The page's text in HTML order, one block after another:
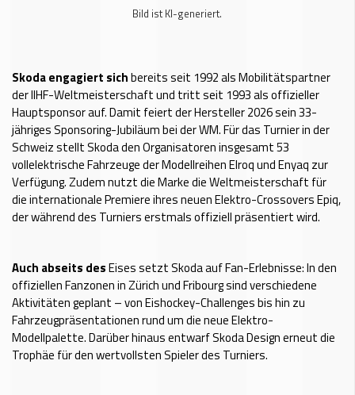
Bild ist KI-generiert.
Skoda engagiert sichbereits seit 1992 als Mobilitätspartner
der IIHF-Weltmeisterschaft und tritt seit 1993 als offizieller
Hauptsponsor auf. Damit feiert der Hersteller 2026 sein 33-
jähriges Sponsoring-Jubiläum bei der WM. Für das Turnier in der
Schweiz stellt Skoda den Organisatoren insgesamt 53
vollelektrische Fahrzeuge der Modellreihen Elroq und Enyaq zur
Verfügung. Zudem nutzt die Marke die Weltmeisterschaft für
die internationale Premiere ihres neuen Elektro-Crossovers Epiq,
der während des Turniers erstmals offiziell präsentiert wird.
Auch abseits desEises setzt Skoda auf Fan-Erlebnisse: In den
offiziellen Fanzonen in Zürich und Fribourg sind verschiedene
Aktivitäten geplant – von Eishockey-Challenges bis hin zu
Fahrzeugpräsentationen rund um die neue Elektro-
Modellpalette. Darüber hinaus entwarf Skoda Design erneut die
Trophäe für den wertvollsten Spieler des Turniers.